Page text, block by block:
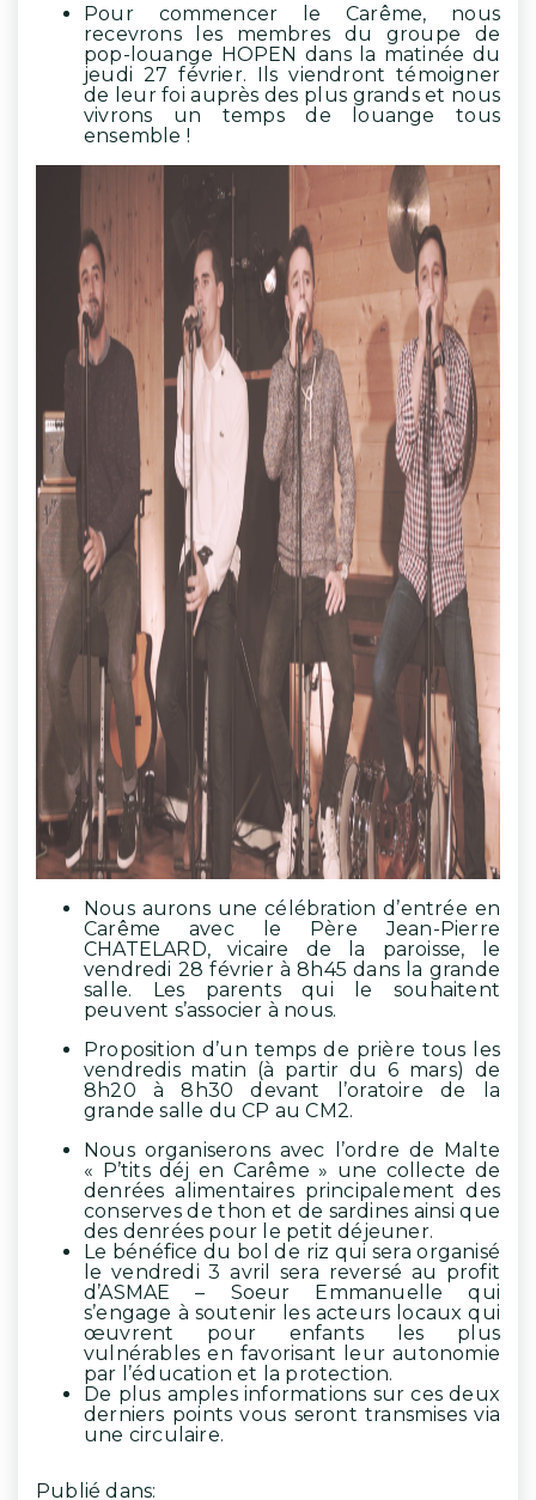
Pour commencer le Carême, nous
recevrons les membres du groupe de
pop-louange HOPEN dans la matinée du
jeudi 27 février. Ils viendront témoigner
de leur foi auprès des plus grands et nous
vivrons un temps de louange tous
ensemble !
Nous aurons une célébration d’entrée en
Carême avec le Père Jean-Pierre
CHATELARD, vicaire de la paroisse, le
vendredi 28 février à 8h45 dans la grande
salle. Les parents qui le souhaitent
peuvent s’associer à nous.
Proposition d’un temps de prière tous les
vendredis matin (à partir du 6 mars) de
8h20 à 8h30 devant l’oratoire de la
grande salle du CP au CM2.
Nous organiserons avec l’ordre de Malte
« P’tits déj en Carême » une collecte de
denrées alimentaires principalement des
conserves de thon et de sardines ainsi que
des denrées pour le petit déjeuner.
Le bénéfice du bol de riz qui sera organisé
le vendredi 3 avril sera reversé au profit
d’ASMAE – Soeur Emmanuelle qui
s’engage à soutenir les acteurs locaux qui
œuvrent pour enfants les plus
vulnérables en favorisant leur autonomie
par l’éducation et la protection.
De plus amples informations sur ces deux
derniers points vous seront transmises via
une circulaire.
Publié dans: